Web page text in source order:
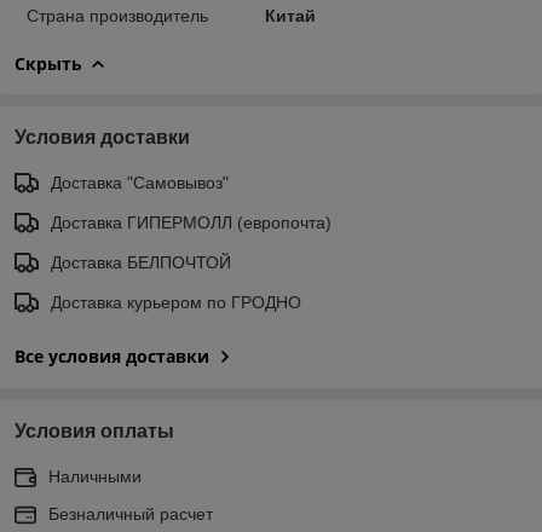
Страна производитель Китай
Скрыть
Условия доставки
Доставка "Самовывоз"
Доставка ГИПЕРМОЛЛ (европочта)
Доставка БЕЛПОЧТОЙ
Доставка курьером по ГРОДНО
Все условия доставки
Условия оплаты
Наличными
Безналичный расчет